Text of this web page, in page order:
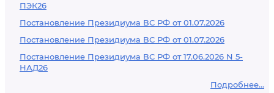
ПЭК26
Постановление Президиума ВС РФ от 01.07.2026
Постановление Президиума ВС РФ от 01.07.2026
Постановление Президиума ВС РФ от 17.06.2026 N 5-
НАД26
Подробнее...